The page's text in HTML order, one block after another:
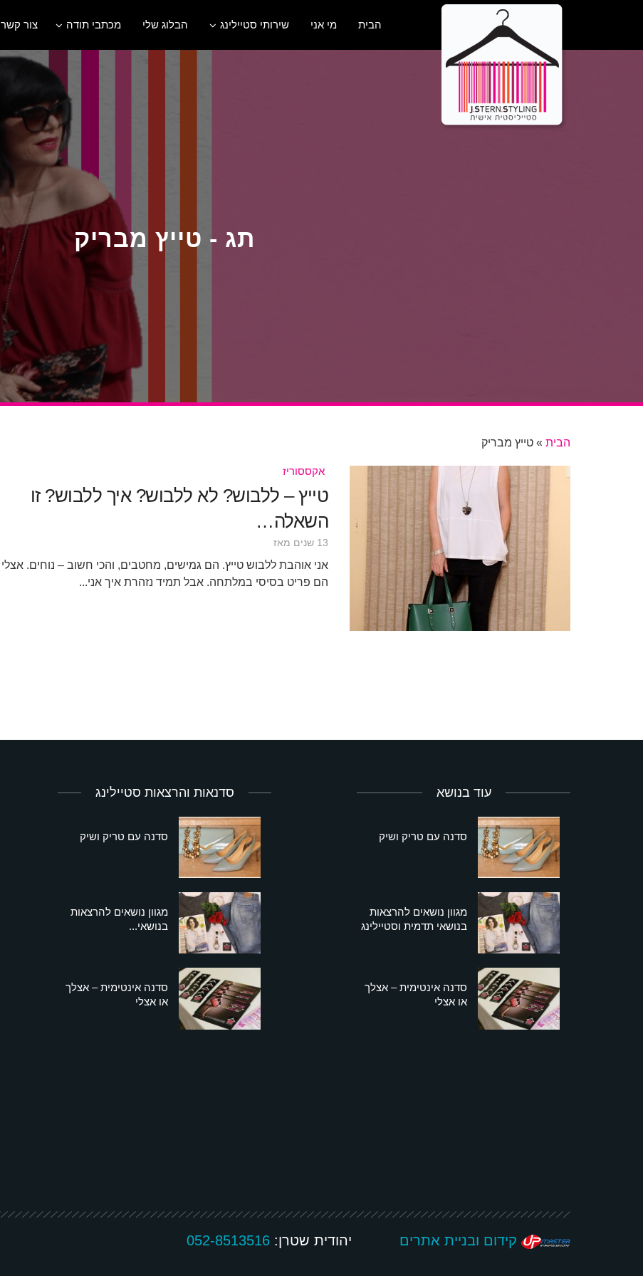
הבית מי אני שירותי סטיילינג הבלוג שלי מכתבי תודה צור קשר
תג - טייץ מבריק
הבית » טייץ מבריק
אקססוריז
טייץ – ללבוש? לא ללבוש? איך ללבוש? זו
השאלה…
13 שנים מאז
אני אוהבת ללבוש טייץ. הם גמישים, מחטבים, והכי חשוב – נוחים. אצלי
הם פריט בסיסי במלתחה. אבל תמיד נזהרת איך אני...
עוד בנושא
סדנה עם טריק ושיק
מגוון נושאים להרצאות
בנושאי תדמית וסטיילינג
סדנה אינטימית – אצלך
או אצלי
סדנאות והרצאות סטיילינג
סדנה עם טריק ושיק
מגוון נושאים להרצאות
בנושאי...
סדנה אינטימית – אצלך
או אצלי
יהודית שטרן: 052-8513516 קידום ובניית אתרים